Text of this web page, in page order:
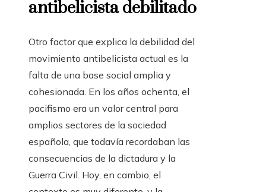
antibelicista debilitado
Otro factor que explica la debilidad del
movimiento antibelicista actual es la
falta de una base social amplia y
cohesionada. En los años ochenta, el
pacifismo era un valor central para
amplios sectores de la sociedad
española, que todavía recordaban las
consecuencias de la dictadura y la
Guerra Civil. Hoy, en cambio, el